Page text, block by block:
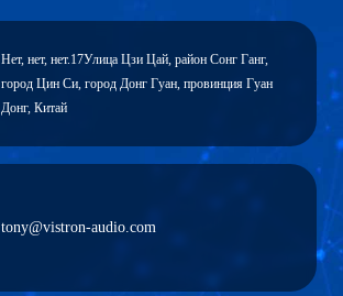
Нет, нет, нет.17Улица Цзи Цай, район Сонг Ганг,
город Цин Си, город Донг Гуан, провинция Гуан
Донг, Китай
tony@vistron-audio.com